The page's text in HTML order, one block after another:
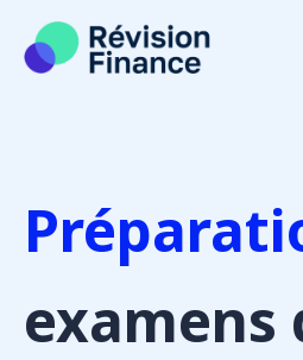
contenu
examens